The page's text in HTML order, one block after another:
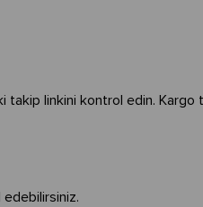
linkini kontrol edin. Kargo
edebilirsiniz.